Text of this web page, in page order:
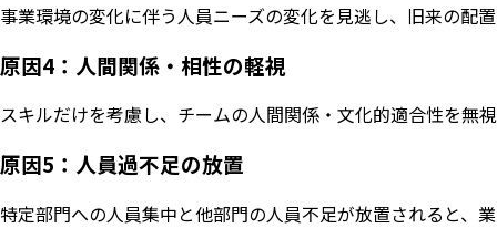
事業環境の変化に伴う人員ニーズの変化を見逃し、旧来の配
原因4：人間関係・相性の軽視
スキルだけを考慮し、チームの人間関係・文化的適合性を無
原因5：人員過不足の放置
特定部門への人員集中と他部門の人員不足が放置されると、